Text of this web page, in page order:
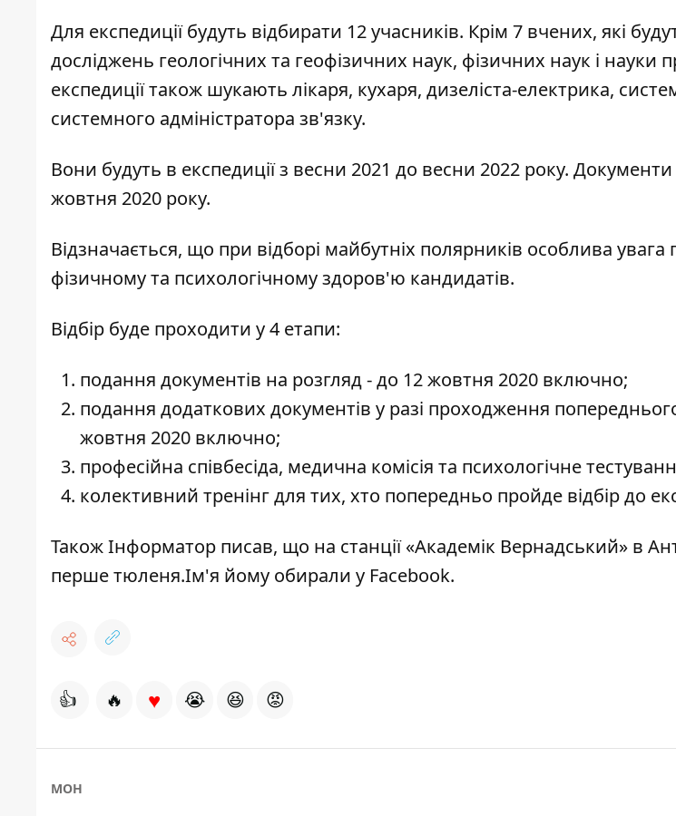
Для експедиції будуть відбирати 12 учасників. Крім 7 вчених, які
досліджень геологічних та геофізичних наук, фізичних наук і науки
експедиції також шукають лікаря, кухаря, дизеліста-електрика,
системного адміністратора зв'язку.
Вони будуть в експедиції з весни 2021 до весни 2022 року.
жовтня 2020 року.
Відзначається, що при відборі майбутніх полярників особлива увага
фізичному та психологічному здоров'ю кандидатів.
Відбір буде проходити у 4 етапи:
подання документів на розгляд - до 12 жовтня 2020 включно;
подання додаткових документів у разі проходження
жовтня 2020 включно;
професійна співбесіда, медична комісія та психологічне
колективний тренінг для тих, хто попередньо пройде відбір до
Також Інформатор писав, що на станції «Академік Вернадський» в
перше тюленя.Ім'я йому обирали у Facebook.
👍 🔥 ♥ 😭 😆 😡
МОН